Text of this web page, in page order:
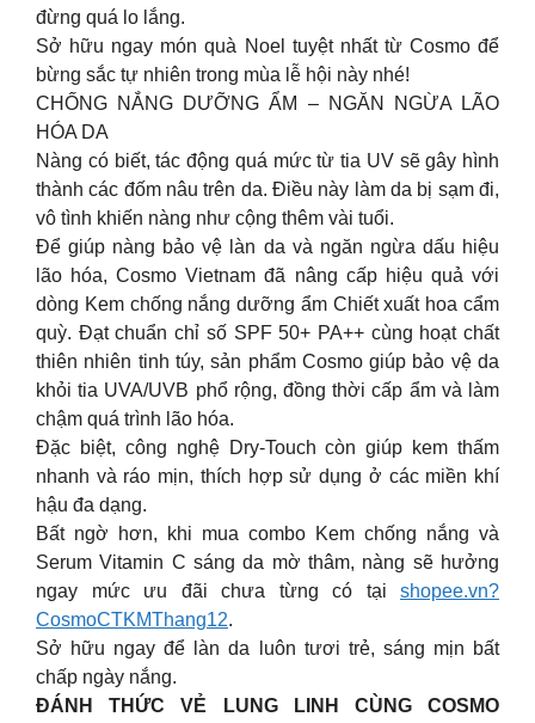
đừng quá lo lắng.
Sở hữu ngay món quà Noel tuyệt nhất từ Cosmo để
bừng sắc tự nhiên trong mùa lễ hội này nhé!
CHỐNG NẮNG DƯỠNG ẨM – NGĂN NGỪA LÃO
HÓA DA
Nàng có biết, tác động quá mức từ tia UV sẽ gây hình
thành các đốm nâu trên da. Điều này làm da bị sạm đi,
vô tình khiến nàng như cộng thêm vài tuổi.
Để giúp nàng bảo vệ làn da và ngăn ngừa dấu hiệu
lão hóa, Cosmo Vietnam đã nâng cấp hiệu quả với
dòng Kem chống nắng dưỡng ẩm Chiết xuất hoa cẩm
quỳ. Đạt chuẩn chỉ số SPF 50+ PA++ cùng hoạt chất
thiên nhiên tinh túy, sản phẩm Cosmo giúp bảo vệ da
khỏi tia UVA/UVB phổ rộng, đồng thời cấp ẩm và làm
chậm quá trình lão hóa.
Đặc biệt, công nghệ Dry-Touch còn giúp kem thấm
nhanh và ráo mịn, thích hợp sử dụng ở các miền khí
hậu đa dạng.
Bất ngờ hơn, khi mua combo Kem chống nắng và
Serum Vitamin C sáng da mờ thâm, nàng sẽ hưởng
ngay mức ưu đãi chưa từng có tại shopee.vn?
CosmoCTKMThang12.
Sở hữu ngay để làn da luôn tươi trẻ, sáng mịn bất
chấp ngày nắng.
ĐÁNH THỨC VẺ LUNG LINH CÙNG COSMO